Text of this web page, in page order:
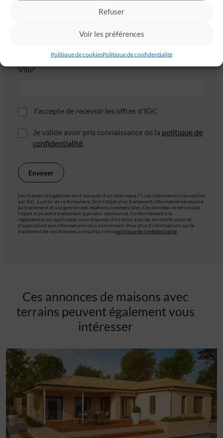
Refuser
Voir les préférences
Politique de cookiesPolitique de confidentialité
Ville*
J'accepte de recevoir les offres d'IGC
Je valide avoir pris connaissance de la politique de
confidentialité.
Les champs obligatoires sont marqués d’un astérisque (*). Les informations recueillies
par IGC, à partir de ce formulaire, font l’objet d’un traitement informatisé nécessaire
au traitement et à la gestion des relations commerciales. Ces données ne feront pas
l’objet d’un autre traitement que celui mentionné. Conformément à la
règlementation applicable, vous disposez d’un droit d’accès, de rectification et
d’opposition aux informations vous concernant. Pour plus d’informations sur le
traitement de vos données, consultez notre politique de confidentialité
Ces annonces de maisons avec
terrains peuvent également vous
intéresser